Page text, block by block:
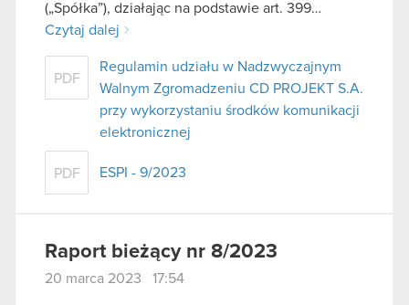
(„Spółka”), działając na podstawie art. 399…
Czytaj dalej
PDF
Regulamin udziału w Nadzwyczajnym
Walnym Zgromadzeniu CD PROJEKT S.A.
przy wykorzystaniu środków komunikacji
elektronicznej
PDF ESPI - 9/2023
Raport bieżący nr 8/2023
20 marca 2023 17:54